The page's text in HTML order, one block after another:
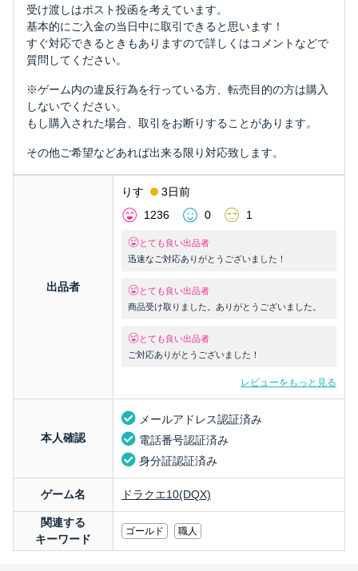
受け渡しはポスト投函を考えています。
基本的にご入金の当日中に取引できると思います！
すぐ対応できるときもありますので詳しくはコメントなどで
質問してください。
※ゲーム内の違反行為を行っている方、転売目的の方は購入
しないでください。
もし購入された場合、取引をお断りすることがあります。
その他ご希望などあれば出来る限り対応致します。
出品者
りす
3日前
1236
0 1
とても良い出品者
迅速なご対応ありがとうございました！
とても良い出品者
商品受け取りました。ありがとうございました。
とても良い出品者
ご対応ありがとうございました！
レビューをもっと見る
本人確認
メールアドレス認証済み
電話番号認証済み
身分証認証済み
ゲーム名 ドラクエ10(DQX)
関連する
キーワード
ゴールド 職人